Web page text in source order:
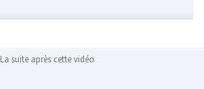
La suite après cette vidéo